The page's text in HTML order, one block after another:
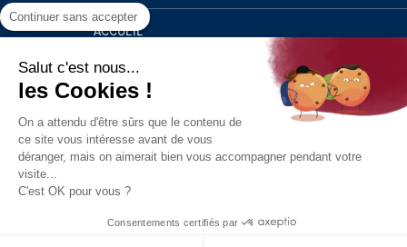
ACCUEIL
VOTRE MAIRIE
VOTRE QUOTIDIEN
AU FIL DE LA VIE
LOISIRS
S’INFORMER
Politique de confidentialité Mentions légales
Continuer sans accepter
Salut c'est nous...
les Cookies !
On a attendu d'être sûrs que le contenu de
ce site vous intéresse avant de vous
déranger, mais on aimerait bien vous accompagner pendant votre
visite...
C'est OK pour vous ?
Consentements certifiés par